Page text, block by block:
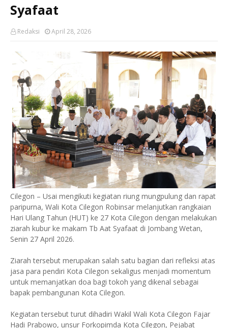
Syafaat
Redaksi April 28, 2026
Cilegon – Usai mengikuti kegiatan riung mungpulung dan rapat
paripurna, Wali Kota Cilegon Robinsar melanjutkan rangkaian
Hari Ulang Tahun (HUT) ke 27 Kota Cilegon dengan melakukan
ziarah kubur ke makam Tb Aat Syafaat di Jombang Wetan,
Senin 27 April 2026.
Ziarah tersebut merupakan salah satu bagian dari refleksi atas
jasa para pendiri Kota Cilegon sekaligus menjadi momentum
untuk memanjatkan doa bagi tokoh yang dikenal sebagai
bapak pembangunan Kota Cilegon.
Kegiatan tersebut turut dihadiri Wakil Wali Kota Cilegon Fajar
Hadi Prabowo, unsur Forkopimda Kota Cilegon, Pejabat